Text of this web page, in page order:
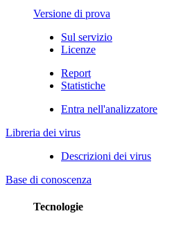
Versione di prova
Sul servizio
Licenze
Report
Statistiche
Entra nell'analizzatore
Libreria dei virus
Descrizioni dei virus
Base di conoscenza
Tecnologie